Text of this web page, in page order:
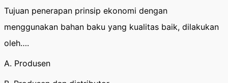
Tujuan penerapan prinsip ekonomi dengan
menggunakan bahan baku yang kualitas baik, dilakukan
oleh….
A. Produsen